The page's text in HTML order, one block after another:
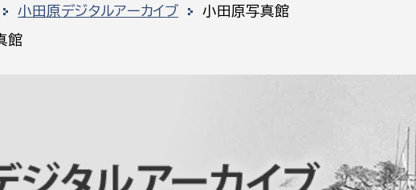
防災・ハザードマップ 避
分野を選択
デジタル推進課
財産管
契約検
小田原デジタルアーカイブ 小田原写真館
館